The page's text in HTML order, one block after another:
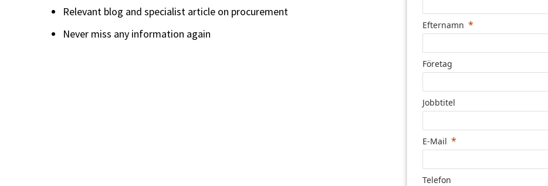
Relevant blog and specialist article on procurement
Never miss any information again
Efternamn
Företag
Jobbtitel
E-Mail
Telefon